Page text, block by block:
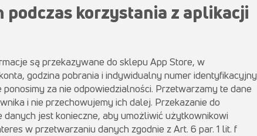
podczas korzystania z aplikacji
są przekazywane do sklepu App Store, w
godzina pobrania i indywidualny numer identyfikacyjny
za nie odpowiedzialności. Przetwarzamy te dane
i nie przechowujemy ich dalej. Przekazanie do
jest konieczne, aby umożliwić użytkownikowi
w przetwarzaniu danych zgodnie z Art. 6 par. 1 lit. f